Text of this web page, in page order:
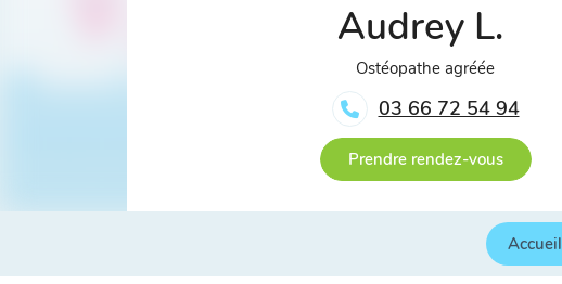
Audrey L.
Ostéopathe agréée
03 66 72 54 94
Prendre rendez-vous
Accueil